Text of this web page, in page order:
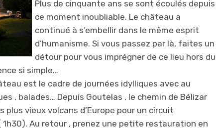
Plus de cinquante ans se sont écoulés depuis
ce moment inoubliable. Le château a
continué à s’embellir dans le même esprit
d’humanisme. Si vous passez par là, faites un
détour pour vous imprégner de ce lieu hors du
si simple…
est le cadre de journées idylliques avec au
, balades… Depuis Goutelas , le chemin de Bélizar
plus vieux volcans d’Europe pour un circuit
Au retour , prenez une petite restauration en